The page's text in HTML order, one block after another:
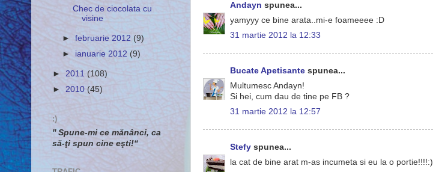
Andayn spunea...
yamyyy ce bine arata..mi-e foameeee :D
31 martie 2012 la 12:33
Bucate Apetisante spunea...
Multumesc Andayn!
Si hei, cum dau de tine pe FB ?
31 martie 2012 la 12:57
Stefy spunea...
la cat de bine arat m-as incumeta si eu la o portie!!!!:)
Chec de ciocolata cu
visine
►februarie 2012 (9)
► ianuarie 2012(9)
► 2011 (108)
► 2010 (45)
:)
'' Spune-mi ce mănânci, ca
să-ţi spun cine eşti!“